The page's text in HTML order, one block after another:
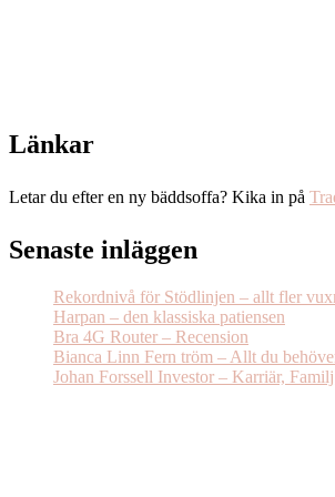
Länkar
Letar du efter en ny bäddsoffa? Kika in på
Senaste inläggen
Rekordnivå för Stödlinjen – allt fler
Harpan – den klassiska patiensen
Bra 4G Router – Recension
Bianca Linn Fern tröm – Allt du
Johan Forssell Investor – Karriär,